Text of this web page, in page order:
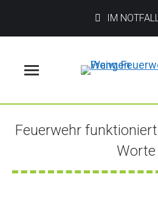
IM
Feuerwehr
Worte
Sie